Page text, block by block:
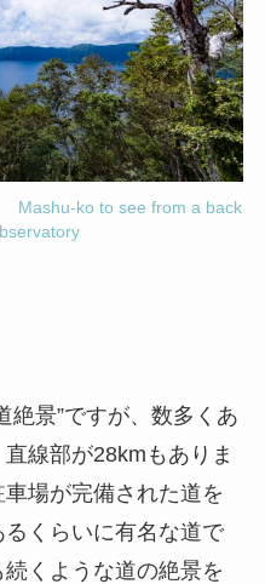
ko to see from a back
絶景”ですが、数多くあ
線部が28kmもありま
場が完備された道を
くらいに有名な道で
くような道の絶景を